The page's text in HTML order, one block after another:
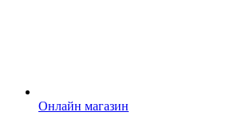
Онлайн магазин